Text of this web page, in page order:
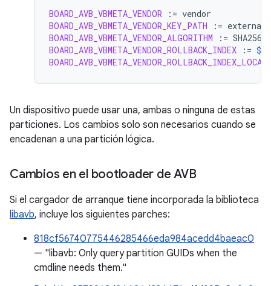
BOARD_AVB_VBMETA_VENDOR :=
BOARD_AVB_VBMETA_VENDOR_KEY_PATH
:=
BOARD_AVB_VBMETA_VENDOR_ALGORITHM
:=
BOARD_AVB_VBMETA_VENDOR_ROLLBACK_INDEX
:= $(
Un dispositivo puede usar una, ambas o ninguna de estas
particiones. Los cambios solo son necesarios cuando se
encadenan a una partición lógica.
Cambios en el bootloader de AVB
Si el cargador de arranque tiene incorporada la biblioteca
libavb, incluye los siguientes parches:
818cf56740775446285466eda984acedd4baeac0
— "libavb: Only query partition GUIDs when the
cmdline needs them."